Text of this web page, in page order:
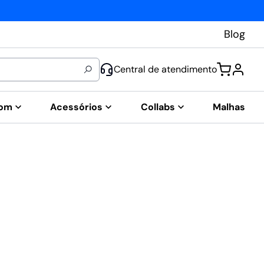
Blog
Central de atendimento
Acessórios Collabs Malhas